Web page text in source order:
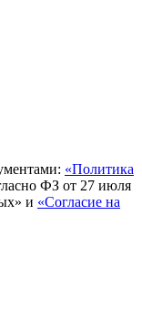
«Политика
ФЗ от 27 июля
и «Согласие на